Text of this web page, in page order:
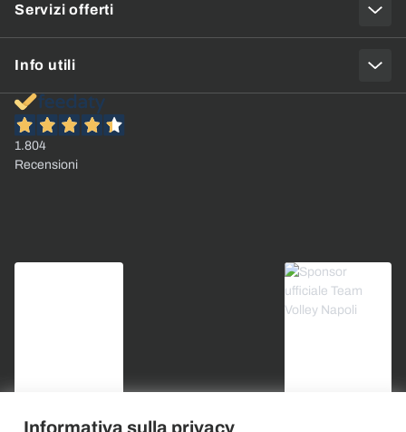
Informativa sulla privacy
Servizi offerti
Info utili
1.804
Recensioni